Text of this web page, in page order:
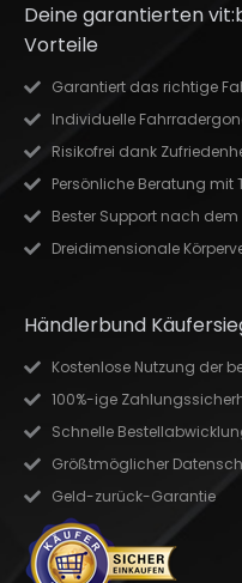
Deine garantierten
Vorteile
Garantiert das richtige
Individuelle
Risikofrei dank
Persönliche Beratung mit
Bester Support nach dem
Dreidimensionale
Händlerbund
Kostenlose Nutzung der
100%-ige
Schnelle
Größtmöglicher
Geld-zurück-Garantie